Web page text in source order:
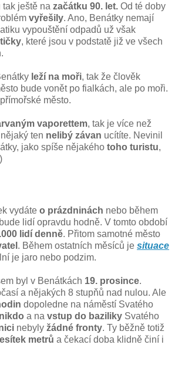
tak ještě na začátku 90. let. Od té doby
vyřešily. Ano, Benátky nemají
vypouštění odpadů už však
, které jsou v podstatě již ve všech
leží na moři, tak že člověk
bude vonět po fialkách, ale po moři.
město.
vaporettem, tak je více než
ten nelibý závan ucítíte. Nevinil
jako spíše nějakého toho turistu,
vydáte o prázdninách nebo během
lidí opravdu hodně. V tomto období
lidí denně. Přitom samotné město
. Během ostatních měsíců je situace
je jaro nebo podzim.
byl v Benátkách 19. prosince.
a nějakých 8 stupňů nad nulou. Ale
dopoledne na náměstí Svatého
a na vstup do baziliky Svatého
nebyly žádné fronty. Ty běžně totiž
metrů a čekací doba klidně činí i